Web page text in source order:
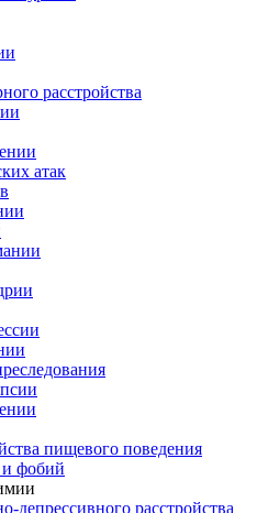
расстройства
атак
пищевого поведения
и фобий
депрессивного расстройства